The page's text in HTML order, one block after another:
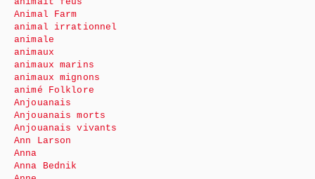
Animal Farm
animal irrationnel
animale
animaux
animaux marins
animaux mignons
animé Folklore
Anjouanais
Anjouanais morts
Anjouanais vivants
Ann Larson
Anna
Anna Bednik